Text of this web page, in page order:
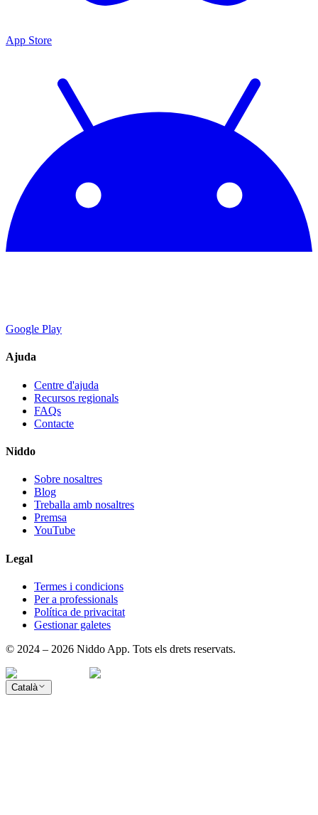
App Store
Google Play
Ajuda
Centre d'ajuda
Recursos regionals
FAQs
Contacte
Niddo
Sobre nosaltres
Blog
Treballa amb nosaltres
Premsa
YouTube
Legal
Termes i condicions
Per a professionals
Política de privacitat
Gestionar galetes
© 2024 – 2026 Niddo App. Tots els drets reservats.
Català